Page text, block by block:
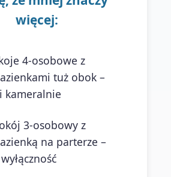
więcej:
4-osobowe z
tuż obok –
kameralnie
3-osobowy z
na parterze –